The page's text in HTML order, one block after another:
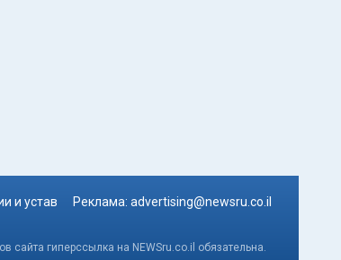
и устав Реклама: advertising@newsru.co.il
сайта гиперссылка на NEWSru.co.il обязательна.